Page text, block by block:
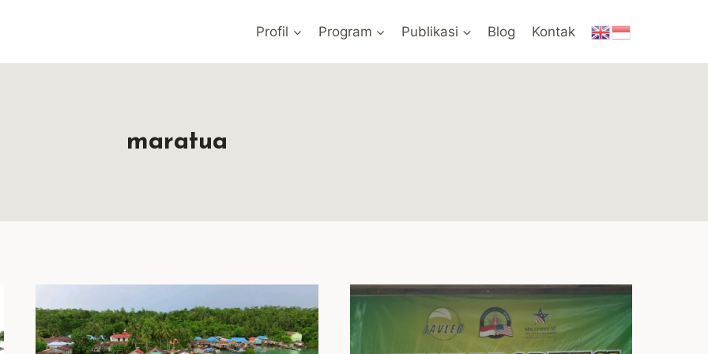
Profil Program Publikasi Blog Kontak
maratua